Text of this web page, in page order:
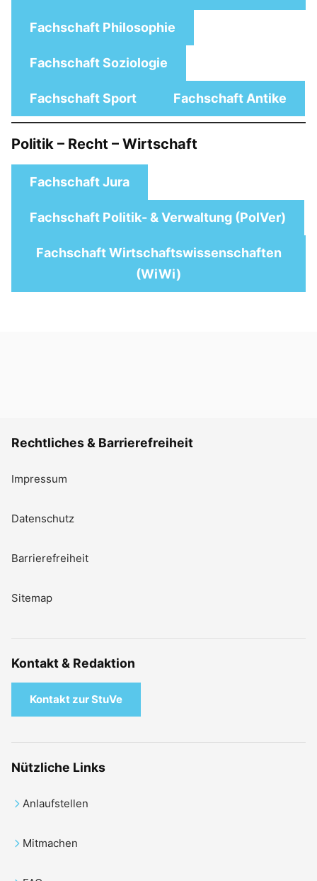
Fachschaft Philosophie
Fachschaft Soziologie
Fachschaft Sport Fachschaft Antike
Politik – Recht – Wirtschaft
Fachschaft Jura
Fachschaft Politik- & Verwaltung (PolVer)
Fachschaft Wirtschaftswissenschaften
(WiWi)
Rechtliches & Barrierefreiheit
Impressum
Datenschutz
Barrierefreiheit
Sitemap
Kontakt & Redaktion
Kontakt zur StuVe
Nützliche Links
Anlaufstellen
Mitmachen